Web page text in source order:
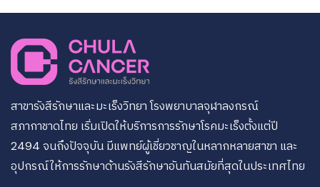
สาขารังสีรักษาและมะเร็งวิทยา โรงพยาบาลจุฬาลงกรณ์
สภากาชาดไทย เริ่มเปิดให้บริการการรักษาโรคมะเร็งตั้งแต่ปี
2494 จนถึงปัจจุบัน มีแพทย์ผู้เชี่ยวชาญในหลากหลายสาขา และ
อุปกรณ์ให้การรักษาด้านรังสีรักษาอันทันสมัยที่สุดในประเทศไทย